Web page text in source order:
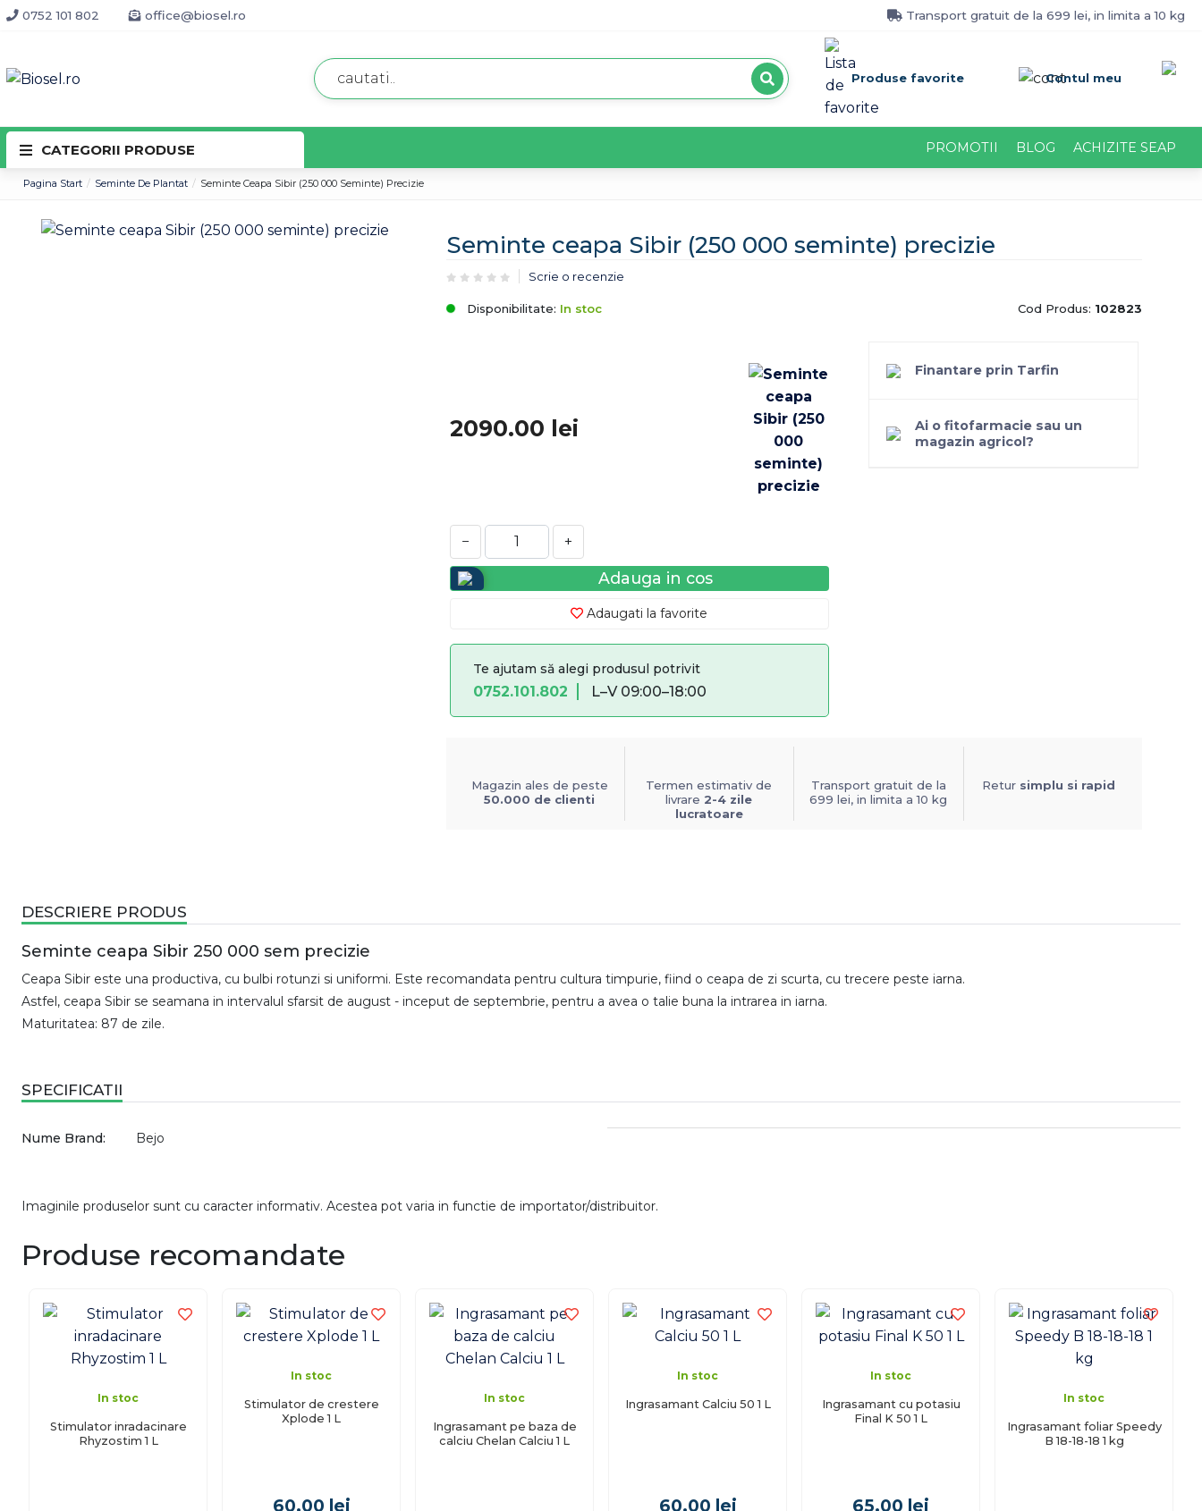
0752 101 802 office@biosel.ro Transport gratuit de la 699 lei, in limita a 10 kg
Produse favorite Contul meu
CATEGORII PRODUSE PROMOTII BLOG ACHIZITE SEAP
Pagina Start Seminte De Plantat Seminte Ceapa Sibir (250 000 Seminte) Precizie
Seminte ceapa Sibir (250 000 seminte) precizie
Scrie o recenzie
Disponibilitate: In stoc Cod Produs: 102823
2090.00 lei
− +
Adauga in cos
Adaugati la favorite
Te ajutam să alegi produsul potrivit
0752.101.802 L–V 09:00–18:00
Finantare prin Tarfin
Ai o fitofarmacie sau un
magazin agricol?
Magazin ales de peste
50.000 de clienti
Termen estimativ de
livrare 2-4 zile
lucratoare
Transport gratuit de la
699 lei, in limita a 10 kg
Retur simplu si rapid
DESCRIERE PRODUS
Seminte ceapa Sibir 250 000 sem precizie
Ceapa Sibir este una productiva, cu bulbi rotunzi si uniformi. Este recomandata pentru cultura timpurie, fiind o ceapa de zi scurta, cu trecere peste iarna.
Astfel, ceapa Sibir se seamana in intervalul sfarsit de august - inceput de septembrie, pentru a avea o talie buna la intrarea in iarna.
Maturitatea: 87 de zile.
SPECIFICATII
Nume Brand: Bejo
Imaginile produselor sunt cu caracter informativ. Acestea pot varia in functie de importator/distribuitor.
Produse recomandate
In stoc
Stimulator inradacinare
Rhyzostim 1 L
In stoc
Stimulator de crestere
Xplode 1 L
60.00 lei
In stoc
Ingrasamant pe baza de
calciu Chelan Calciu 1 L
In stoc
Ingrasamant Calciu 50 1 L
60.00 lei
In stoc
Ingrasamant cu potasiu
Final K 50 1 L
65.00 lei
In stoc
Ingrasamant foliar Speedy
B 18-18-18 1 kg